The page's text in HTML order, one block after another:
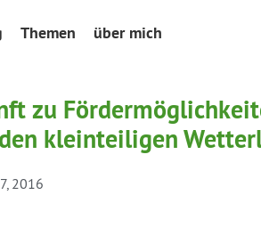
Themen über mich
zu
kleinteiligen
2016